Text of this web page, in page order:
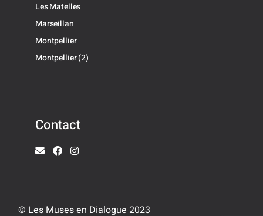
Les Matelles
Marseillan
Montpellier
Montpellier (2)
Contact
© Les Muses en Dialogue 2023